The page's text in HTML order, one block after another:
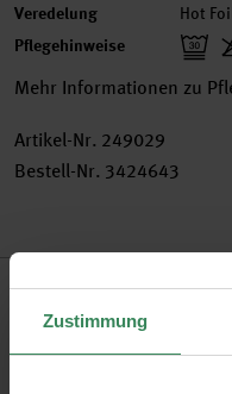
Zustimmung
Veredelung Hot
Pflegehinweise
Mehr Informationen zu
Artikel-Nr. 249029
Bestell-Nr. 3424643